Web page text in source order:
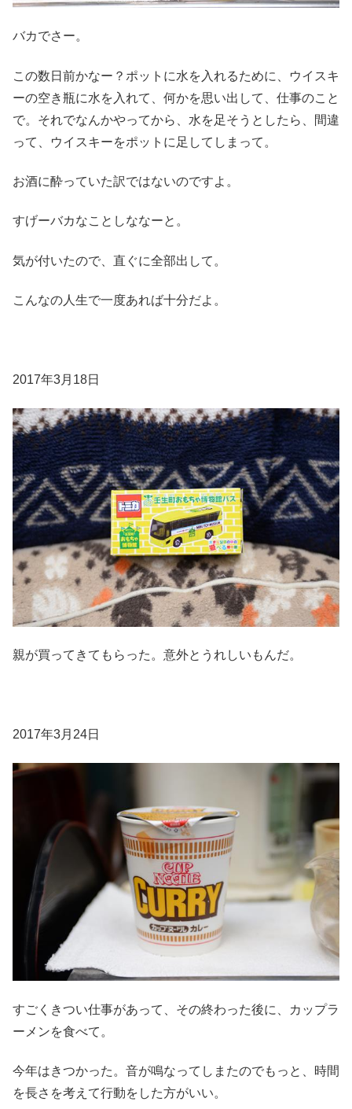
バカでさー。
この数日前かなー？ポットに水を入れるために、ウイスキ
ーの空き瓶に水を入れて、何かを思い出して、仕事のこと
で。それでなんかやってから、水を足そうとしたら、間違
って、ウイスキーをポットに足してしまって。
お酒に酔っていた訳ではないのですよ。
すげーバカなことしななーと。
気が付いたので、直ぐに全部出して。
こんなの人生で一度あれば十分だよ。
2017年3月18日
親が買ってきてもらった。意外とうれしいもんだ。
2017年3月24日
すごくきつい仕事があって、その終わった後に、カップラ
ーメンを食べて。
今年はきつかった。音が鳴なってしまたのでもっと、時間
を長さを考えて行動をした方がいい。